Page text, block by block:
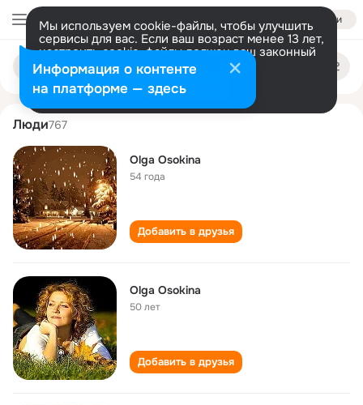
Войти
Мы используем cookie-файлы, чтобы улучшить
сервисы для вас. Если ваш возраст менее 13 лет,
настроить cookie-файлы должен ваш законный
представитель. Больше информации
Разрешить все Настроить
Поиск
людям
olga osokina
Люди767
Olga Osokina
54 года
Добавить в друзья
Olga Osokina
50 лет
Добавить в друзья
Информация о контенте
на платформе — здесь